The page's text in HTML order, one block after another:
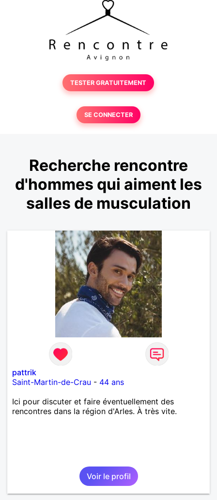
TESTER GRATUITEMENT
SE CONNECTER
Recherche rencontre
d'hommes qui aiment les
salles de musculation
pattrik
Saint-Martin-de-Crau - 44 ans
Ici pour discuter et faire éventuellement des
rencontres dans la région d'Arles. À très vite.
Voir le profil